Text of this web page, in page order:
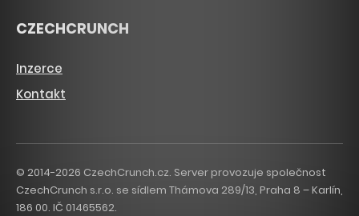
CZECHCRUNCH
Inzerce
Kontakt
© 2014-2026 CzechCrunch.cz. Server provozuje společnost
CzechCrunch s.r.o. se sídlem Thámova 289/13, Praha 8 – Karlín,
186 00. IČ 01465562.